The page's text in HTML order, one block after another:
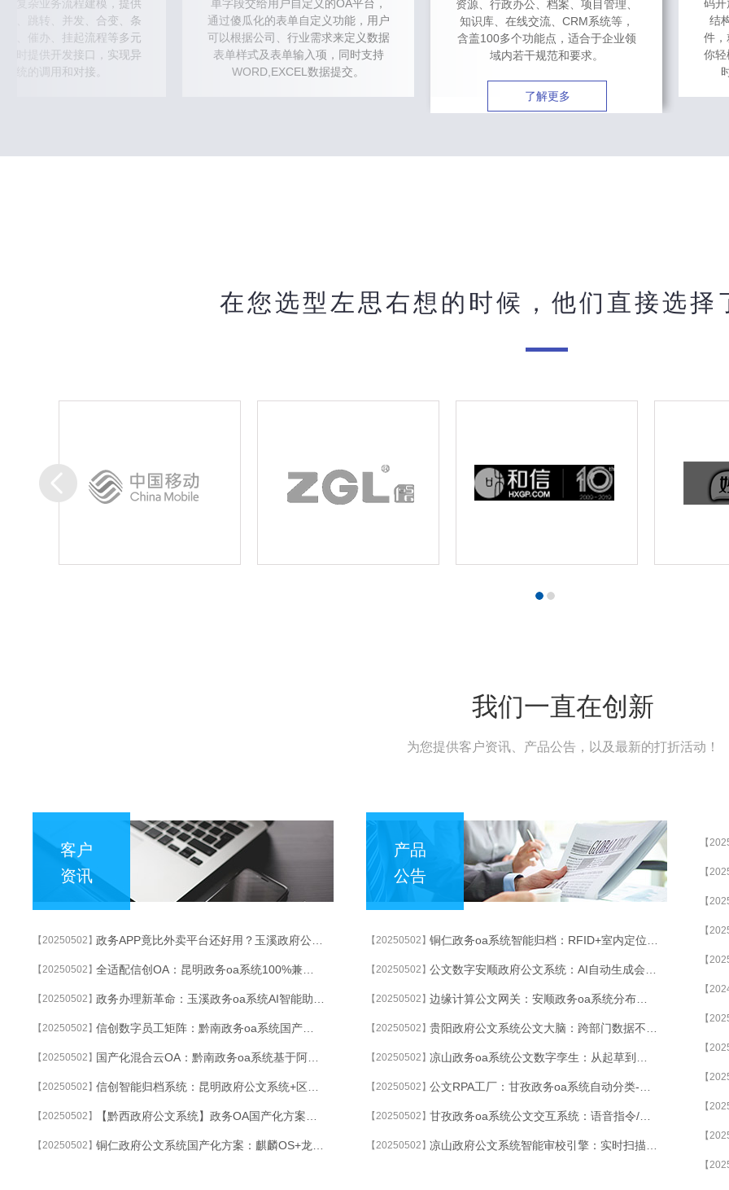
对复杂业务流程建模，提供
退、跳转、并发、合变、条
办、催办、挂起流程等多元
同时提供开发接口，实现异
系统的调用和对接。
单字段交给用户自定义的OA平台，
通过傻瓜化的表单自定义功能，用户
可以根据公司、行业需求来定义数据
表单样式及表单输入项，同时支持
WORD,EXCEL数据提交。
资源、行政办公、档案、项目管理、
知识库、在线交流、CRM系统等，
含盖100多个功能点，适合于企业领
域内若干规范和要求。
了解更多
码开
结
件，
你轻
在您选型左思右想的时候，他们直接选择
我们一直在创新
为您提供客户资讯、产品公告，以及最新的打折活动！
客户
资讯
【20250502】 政务APP竟比外卖平台还好用？玉溪政府公文系统解锁政府服务新姿势
【20250502】 全适配信创OA：昆明政务oa系统100%兼容统信/麒麟/中科方德等操作系统
【20250502】
【20250502】 信创数字员工矩阵：黔南政务oa系统国产化AI代理自动值守政务热线
【20250502】 国产化混合云OA：黔南政务oa系统基于阿里云政务专有云构建信创办公生态
【20250502】 信创智能归档系统：昆明政府公文系统+区块链实现涉密档案永久溯源
【20250502】
【20250502】
产品
公告
【20250502】
【20250502】
【20250502】 边缘计算公文网关：安顺政务oa系统分布式节点保障偏远地区离线文件秒级同步
【20250502】
【20250502】
【20250502】
【20250502】 甘孜政务oa系统公文交互系统：语音指令/手写批注/AI语义解析三合一工作台
【20250502】 凉山政府公文系统智能审校引擎：实时扫描12类公文格式错误与政策合规风险
【
【
【
【
【
【
【
【
【
【
【
【